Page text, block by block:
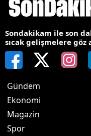
Sondakikam ile son
sıcak gelişmelere
Gündem
Ekonomi
Magazin
Spor